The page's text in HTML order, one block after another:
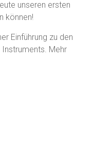
unseren ersten
können!
Einführung zu den
Mehr